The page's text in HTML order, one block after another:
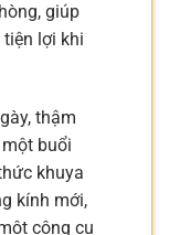
giúp
lợi khi
thậm
buổi
khuya
kính mới,
công cụ